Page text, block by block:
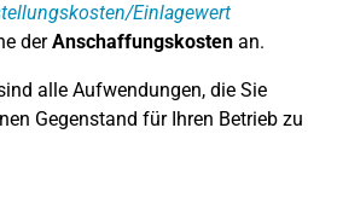
Einlagewert
derAnschaffungskosten an.
alle Aufwendungen, die Sie
Gegenstand für Ihren Betrieb zu